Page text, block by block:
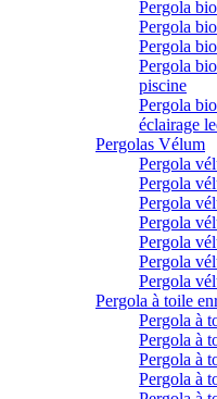
Pergola
Pergola
Pergola
Pergola
piscine
Pergola
éclairage
Pergolas Vélum
Pergola
Pergola
Pergola
Pergola
Pergola
Pergola
Pergola
Pergola à toile
Pergola à
Pergola à
Pergola à
Pergola à